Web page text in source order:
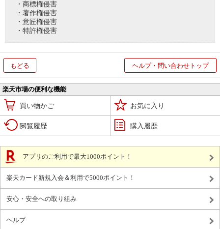
・商標権侵害
・著作権侵害
・意匠権侵害
・特許権侵害
もどる ヘルプ・問い合わせトップ
楽天市場の便利な機能
買い物かご お気に入り
閲覧履歴 購入履歴
アプリのご利用で最大1000ポイント！
楽天カード新規入会＆利用で5000ポイント！
安心・安全への取り組み
ヘルプ